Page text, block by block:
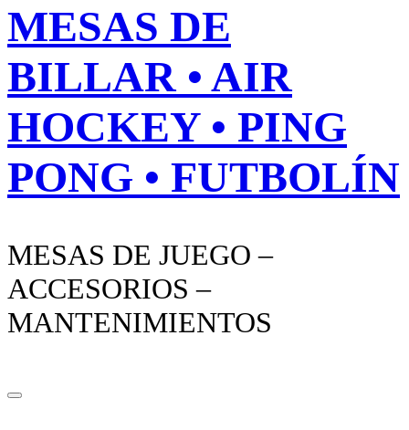
MESAS DE
BILLAR • AIR
HOCKEY • PING
PONG • FUTBOLÍN
MESAS DE JUEGO –
ACCESORIOS –
MANTENIMIENTOS